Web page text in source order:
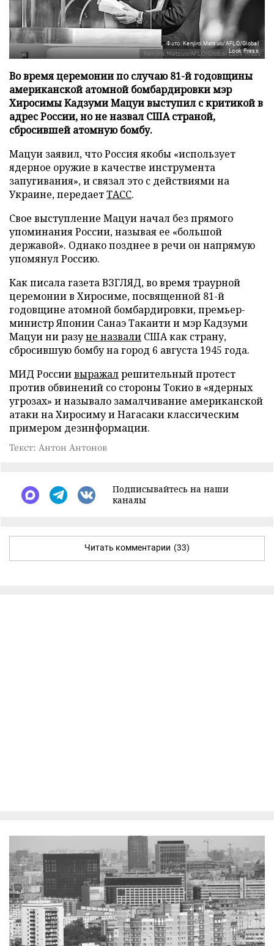
Фото: Kenjiro Matsuo/AFLO/Global
Look Press
Во время церемонии по случаю 81-й годовщины
американской атомной бомбардировки мэр
Хиросимы Кадзуми Мацуи выступил с критикой в
адрес России, но не назвал США страной,
сбросившей атомную бомбу.
Мацуи заявил, что Россия якобы «использует
ядерное оружие в качестве инструмента
запугивания», и связал это с действиями на
Украине, передаетТАСС.
Свое выступление Мацуи начал без прямого
упоминания России, называя ее «большой
державой». Однако позднее в речи он напрямую
упомянул Россию.
Как писала газета ВЗГЛЯД, во время траурной
церемонии в Хиросиме, посвященной 81-й
годовщине атомной бомбардировки, премьер-
министр Японии Санаэ Такаити и мэр Кадзуми
Мацуи ни разуне назвали США как страну,
сбросившую бомбу на город 6 августа 1945 года.
МИД Россиивыражалрешительный протест
против обвинений со стороны Токио в «ядерных
угрозах» и называло замалчивание американской
атаки на Хиросиму и Нагасаки классическим
примером дезинформации.
Текст: Антон Антонов
Подписывайтесь на наши
каналы
Читать комментарии (33)